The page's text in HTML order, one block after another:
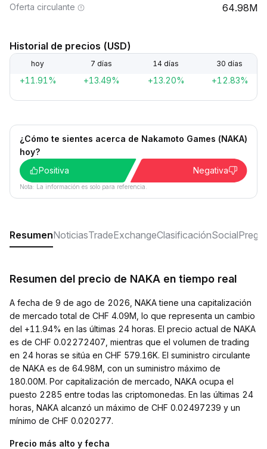
Oferta circulante 64.98M
Historial de precios (USD)
hoy 7 días 14 días 30 días
+11.91% +13.49% +13.20% +12.83%
¿Cómo te sientes acerca de Nakamoto Games (NAKA)
hoy?
Positiva
Negativa
Nota: La información es solo para referencia.
ResumenNoticiasTradeExchangeClasificaciónSocial
Resumen del precio de NAKA en tiempo real
A fecha de 9 de ago de 2026, NAKA tiene una capitalización
de mercado total de CHF 4.09M, lo que representa un cambio
del +11.94% en las últimas 24 horas. El precio actual de NAKA
es de CHF 0.02272407, mientras que el volumen de trading
en 24 horas se sitúa en CHF 579.16K. El suministro circulante
de NAKA es de 64.98M, con un suministro máximo de
180.00M. Por capitalización de mercado, NAKA ocupa el
puesto 2285 entre todas las criptomonedas. En las últimas 24
horas, NAKA alcanzó un máximo de CHF 0.02497239 y un
mínimo de CHF 0.020277.
Precio más alto y fecha